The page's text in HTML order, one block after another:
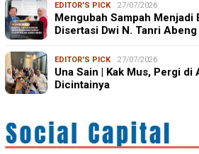
EDITOR'S PICK 27/07/2026
Mengubah Sampah Menjadi
Disertasi Dwi N. Tanri
EDITOR'S PICK 27/07/2026
Una Sain | Kak Mus, Pergi di
Dicintainya